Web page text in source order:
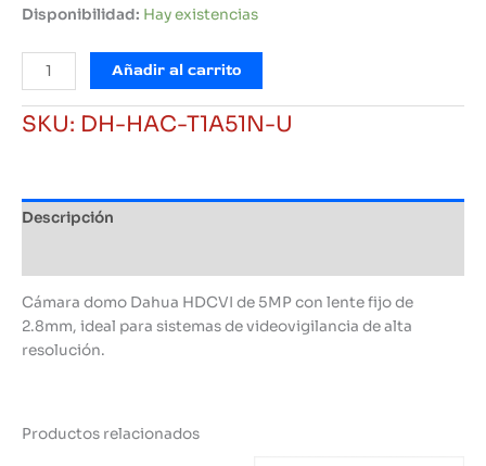
Disponibilidad: Hay existencias
Cámara
Domo
Dahua
HDCVI
Lente
Añadir al carrito
SKU: DH-HAC-T1A51N-U
Descripción
Cámara domo Dahua HDCVI de 5MP con lente fijo de
2.8mm, ideal para sistemas de videovigilancia de alta
resolución.
Productos relacionados